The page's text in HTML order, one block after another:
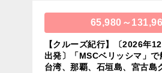
65,980～
【クルーズ紀行】〔2026年
出発〕「MSCベリッシマ」
台湾、那覇、石垣島、宮古島